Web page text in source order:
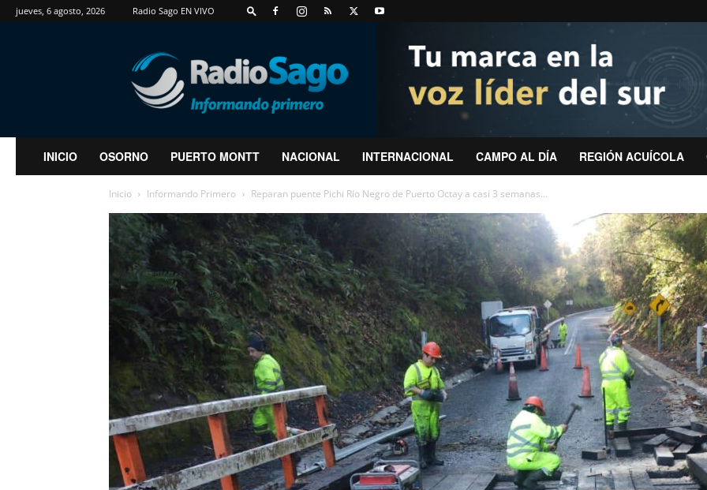
jueves, 6 agosto, 2026 Radio Sago EN VIVO
RadioSago
INICIO OSORNO PUERTO MONTT NACIONAL INTERNACIONAL CAMPO AL DÍA REGIÓN ACUÍCOLA
Inicio Informando Primero Reparan puente Pichi Río Negro de Puerto Octay a casi 3 semanas...